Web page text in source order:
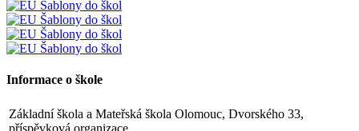
Informace o škole
Základní škola a Mateřská škola Olomouc, Dvorského 33,
příspěvková organizace